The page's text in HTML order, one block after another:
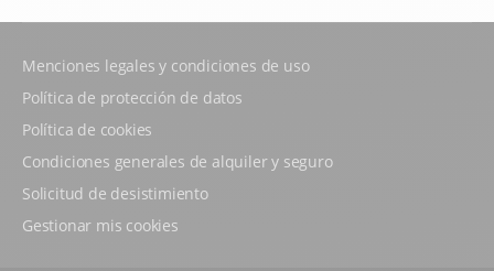
Menciones legales y condiciones de uso
Política de protección de datos
Política de cookies
Condiciones generales de alquiler y seguro
Solicitud de desistimiento
Gestionar mis cookies